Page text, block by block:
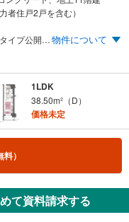
者住戸2戸を含む）
JR神戸線「摂津本山」駅徒歩1分。VRモデル全タイプ公開中 JR×阪急の2WAYアクセス 内廊下・角住戸率75％の独立性 1LDK 5,150万円～物件について
1LDK
38.50m²（D）
価格未定
料）
て資料請求する